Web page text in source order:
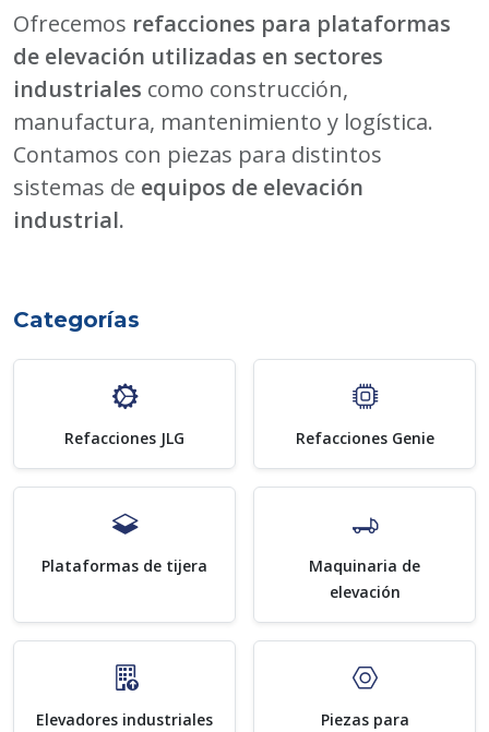
Ofrecemos refacciones para plataformas
de elevación utilizadas en sectores
industriales como construcción,
manufactura, mantenimiento y logística.
Contamos con piezas para distintos
sistemas de equipos de elevación
industrial.
Categorías
Refacciones JLG Refacciones Genie
Plataformas de tijera
Maquinaria de
elevación
Elevadores industriales
Piezas para